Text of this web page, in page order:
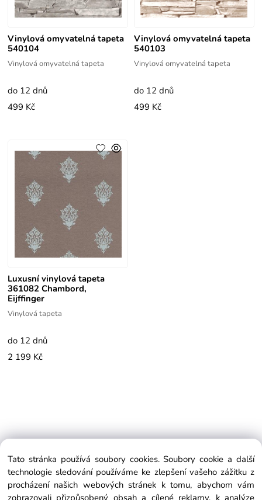
Vinylová omyvatelná tapeta
540104
Vinylová omyvatelná tapeta
do 12 dnů
499 Kč
Vinylová omyvatelná tapeta
540103
Vinylová omyvatelná tapeta
do 12 dnů
499 Kč
Luxusní vinylová tapeta
361082 Chambord,
Eijffinger
Vinylová tapeta
do 12 dnů
2 199 Kč
Koperníkova 390/5, 736 01 Havířov, Česká republika
Telefon:+420 604 486 358
Tato stránka používá soubory cookies. Soubory cookie a další
technologie sledování používáme ke zlepšení vašeho zážitku z
procházení našich webových stránek k tomu, abychom vám